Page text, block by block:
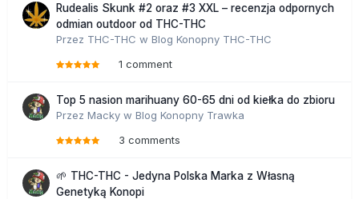
Rudealis Skunk #2 oraz #3 XXL – recenzja odpornych
odmian outdoor od THC-THC
Przez THC-THC w Blog Konopny THC-THC
1 comment
Top 5 nasion marihuany 60-65 dni od kiełka do zbioru
Przez Macky w Blog Konopny Trawka
3 comments
🌱 THC-THC - Jedyna Polska Marka z Własną
Genetyką Konopi